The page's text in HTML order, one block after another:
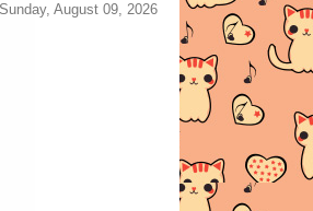
Sunday, August 09, 2026